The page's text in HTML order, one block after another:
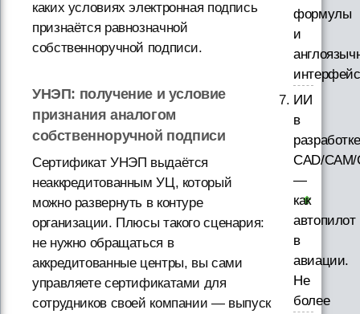
каких условиях электронная подпись
признаётся равнозначной
собственноручной подписи.
УНЭП: получение и условие
признания аналогом
собственноручной подписи
Сертификат УНЭП выдаётся
неаккредитованным УЦ, который
можно развернуть в контуре
организации. Плюсы такого сценария:
не нужно обращаться в
аккредитованные центры, вы сами
управляете сертификатами для
сотрудников своей компании — выпуск
формулы
и
ИИ
в
разработке
CAD/
—
как
автопилот
в
авиации.
Не
более